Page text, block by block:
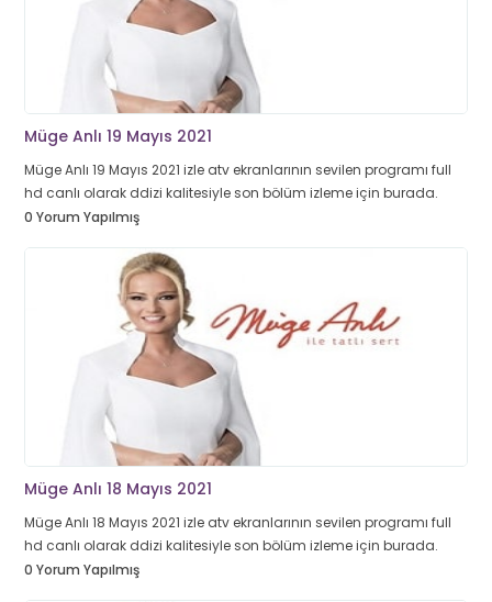
Müge Anlı 19 Mayıs 2021
Müge Anlı 19 Mayıs 2021 izle atv ekranlarının sevilen programı full
hd canlı olarak ddizi kalitesiyle son bölüm izleme için burada.
0 Yorum Yapılmış
Müge Anlı 18 Mayıs 2021
Müge Anlı 18 Mayıs 2021 izle atv ekranlarının sevilen programı full
hd canlı olarak ddizi kalitesiyle son bölüm izleme için burada.
0 Yorum Yapılmış